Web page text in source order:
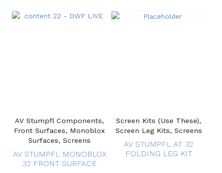
AV Stumpfl Components,
Front Surfaces, Monoblox
Surfaces, Screens
AV STUMPFL MONOBLOX
32 FRONT SURFACE
Screen Kits (Use These),
Screen Leg Kits, Screens
AV STUMPFL AT 32
FOLDING LEG KIT